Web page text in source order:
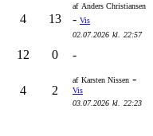
4 13
af Anders Christiansen
- Vis
02.07.2026 kl. 22:57
12 0
-
4 2
af Karsten Nissen -
Vis
03.07.2026 kl. 22:23